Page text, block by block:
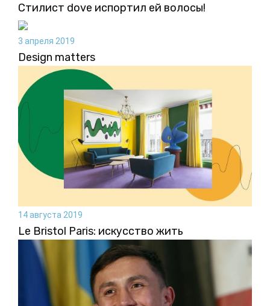
Стилист dove испортил ей волосы!
3 апреля 2019
Design matters
14 августа 2019
Le Bristol Paris: искусство жить